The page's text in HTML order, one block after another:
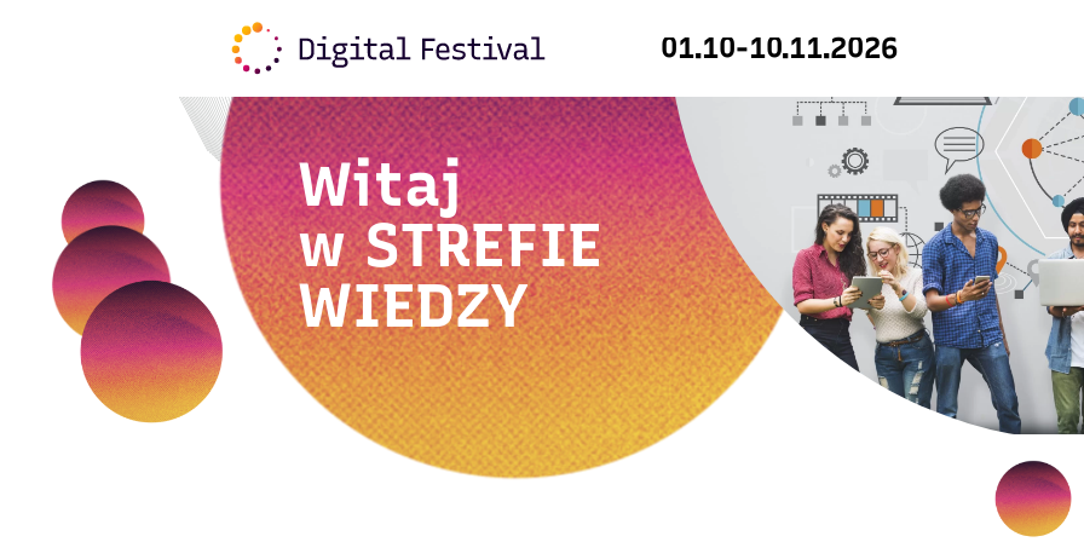
01.10-10.11.2026
Witaj
wSTREFIE
WIEDZY